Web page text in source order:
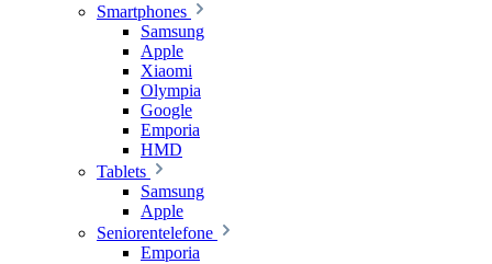
Smartphones
Samsung
Apple
Xiaomi
Olympia
Google
Emporia
HMD
Tablets
Samsung
Apple
Seniorentelefone
Emporia